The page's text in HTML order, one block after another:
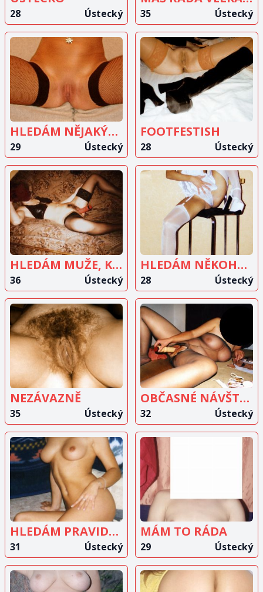
28 Ústecký 35 Ústecký
ZOBRAZIT
INZERÁT
HLEDÁM NĚJAKÝHO
29 Ústecký
ZOBRAZIT
INZERÁT
FOOTFESTISH
28 Ústecký
ZOBRAZIT
INZERÁT
HLEDÁM MUŽE, KTERÉMU NEJDE JEN O SEBE
36 Ústecký
ZOBRAZIT
INZERÁT
HLEDÁM NĚKOHO NA NĚŽNÝ SEXÍK
28 Ústecký
ZOBRAZIT
INZERÁT
NEZÁVAZNĚ
35 Ústecký
ZOBRAZIT
INZERÁT
OBČASNÉ NÁVŠTĚVY
32 Ústecký
ZOBRAZIT
INZERÁT
HLEDÁM PRAVIDELNÉHO MILENCE
31 Ústecký
ZOBRAZIT
INZERÁT
MÁM TO RÁDA
29 Ústecký